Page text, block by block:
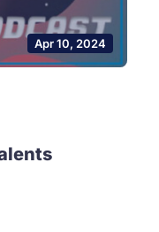
Apr 10, 2024